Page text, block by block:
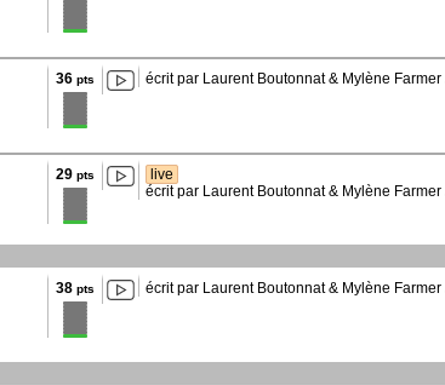
36 pts écrit par Laurent Boutonnat & Mylène Farmer
29 pts
live
écrit par Laurent Boutonnat & Mylène Farmer
38 pts écrit par Laurent Boutonnat & Mylène Farmer